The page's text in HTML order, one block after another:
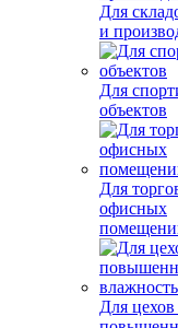
Для
и
Для
объектов
Для
офисных
Для цехов